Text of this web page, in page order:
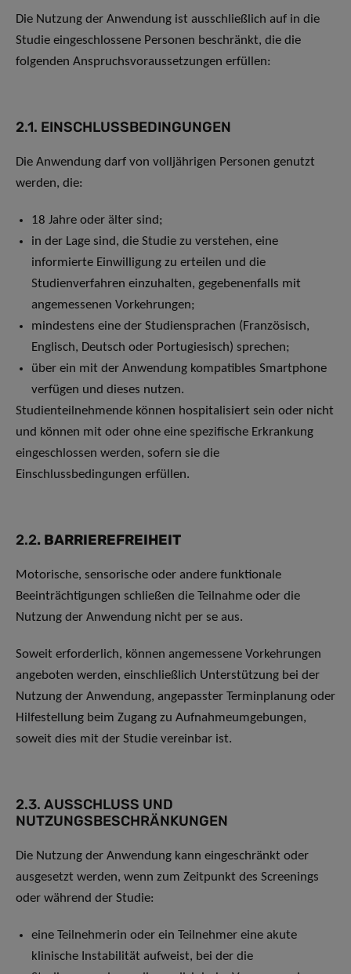
Die Nutzung der Anwendung ist ausschließlich auf in die
Studie eingeschlossene Personen beschränkt, die die
folgenden Anspruchsvoraussetzungen erfüllen:
2.1. EINSCHLUSSBEDINGUNGEN
Die Anwendung darf von volljährigen Personen genutzt
werden, die:
18 Jahre oder älter sind;
in der Lage sind, die Studie zu verstehen, eine
informierte Einwilligung zu erteilen und die
Studienverfahren einzuhalten, gegebenenfalls mit
angemessenen Vorkehrungen;
mindestens eine der Studiensprachen (Französisch,
Englisch, Deutsch oder Portugiesisch) sprechen;
über ein mit der Anwendung kompatibles Smartphone
verfügen und dieses nutzen.
Studienteilnehmende können hospitalisiert sein oder nicht
und können mit oder ohne eine spezifische Erkrankung
eingeschlossen werden, sofern sie die
Einschlussbedingungen erfüllen.
2.2. BARRIEREFREIHEIT
Motorische, sensorische oder andere funktionale
Beeinträchtigungen schließen die Teilnahme oder die
Nutzung der Anwendung nicht per se aus.
Soweit erforderlich, können angemessene Vorkehrungen
angeboten werden, einschließlich Unterstützung bei der
Nutzung der Anwendung, angepasster Terminplanung oder
Hilfestellung beim Zugang zu Aufnahmeumgebungen,
soweit dies mit der Studie vereinbar ist.
2.3. AUSSCHLUSS UND
NUTZUNGSBESCHRÄNKUNGEN
Die Nutzung der Anwendung kann eingeschränkt oder
ausgesetzt werden, wenn zum Zeitpunkt des Screenings
oder während der Studie:
eine Teilnehmerin oder ein Teilnehmer eine akute
klinische Instabilität aufweist, bei der die